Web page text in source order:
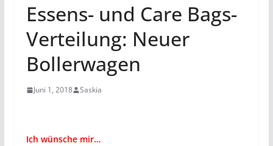
Essens- und Care Bags-
Verteilung: Neuer
Bollerwagen
Juni 1, 2018 Saskia
Ich wünsche mir…